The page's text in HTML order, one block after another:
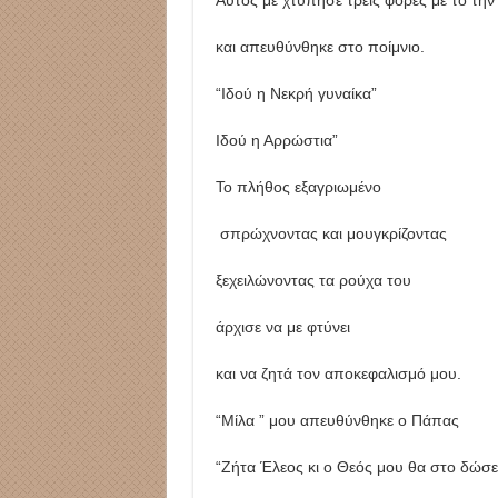
και απευθύνθηκε στο ποίμνιο.
“Ιδού η Νεκρή γυναίκα”
Ιδού η Αρρώστια”
Το πλήθος εξαγριωμένο
σπρώχνοντας και μουγκρίζοντας
ξεχειλώνοντας τα ρούχα του
άρχισε να με φτύνει
και να ζητά τον αποκεφαλισμό μου.
“Μίλα ” μου απευθύνθηκε ο Πάπας
“Ζήτα Έλεος κι ο Θεός μου θα στο